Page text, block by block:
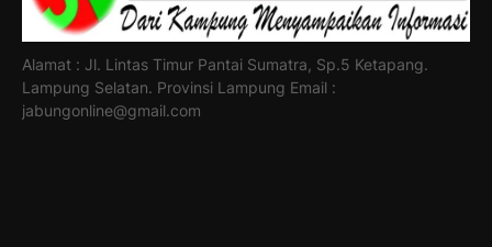
Alamat : Jl. Lintas Timur Pantai Sumatra, Sp.5 Ketapang.
Lampung Selatan. Provinsi Lampung Email :
jabungonline@gmail.com